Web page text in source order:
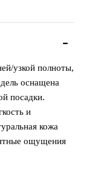
узкой полноты,
оснащена
посадки.
и
кожа
ощущения